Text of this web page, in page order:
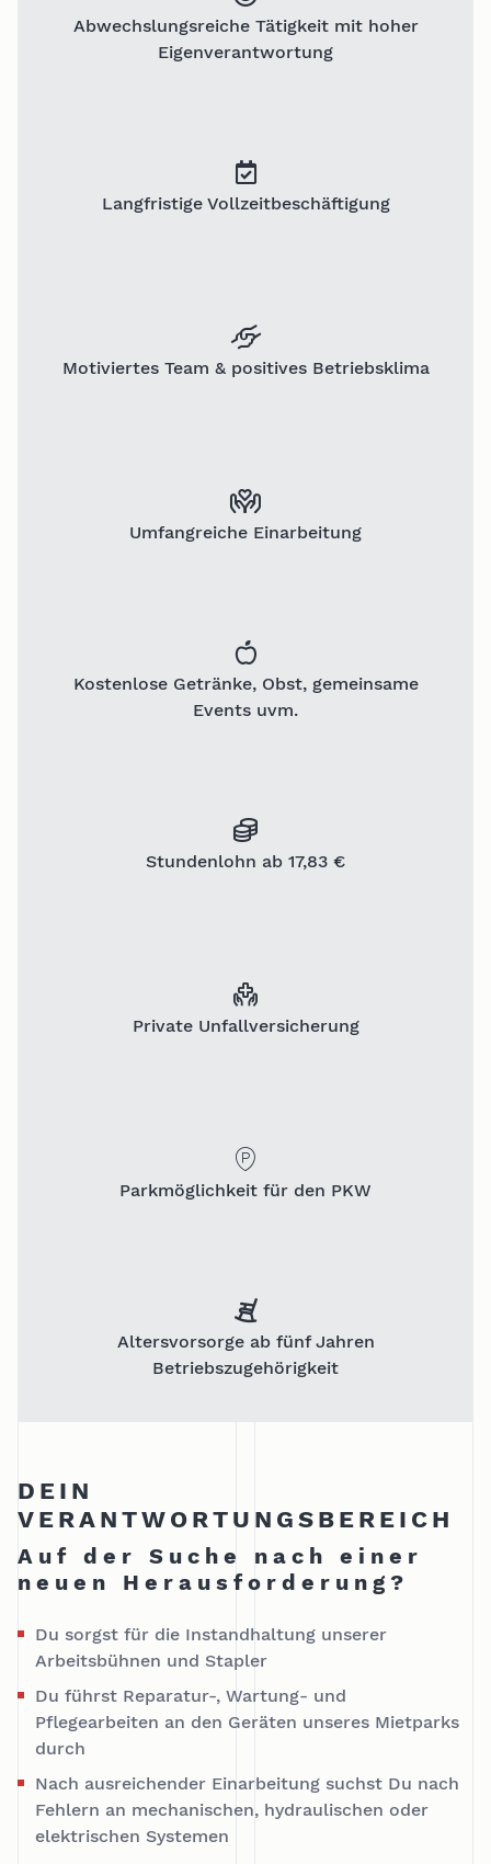
Abwechslungsreiche Tätigkeit mit hoher
Eigenverantwortung
Langfristige Vollzeitbeschäftigung
Motiviertes Team & positives Betriebsklima
Umfangreiche Einarbeitung
Kostenlose Getränke, Obst, gemeinsame
Events uvm.
Stundenlohn ab 17,83 €
Private Unfallversicherung
Parkmöglichkeit für den PKW
Altersvorsorge ab fünf Jahren
Betriebszugehörigkeit
DEIN
VERANTWORTUNGSBEREICH
Auf der Suche nach einer
neuen Herausforderung?
Du sorgst für die Instandhaltung unserer
Arbeitsbühnen und Stapler
Du führst Reparatur-, Wartung- und
Pflegearbeiten an den Geräten unseres Mietparks
durch
Nach ausreichender Einarbeitung suchst Du nach
Fehlern an mechanischen, hydraulischen oder
elektrischen Systemen